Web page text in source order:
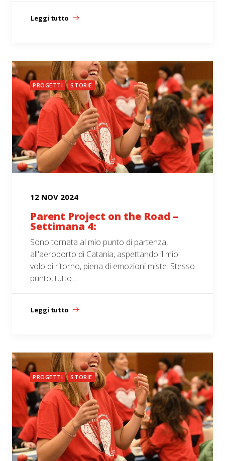
Leggi tutto
PROGETTI STORIE
12 NOV 2024
Parent Project on the Road –
Settimana 4:
Sono tornata al mio punto di partenza,
all'aeroporto di Catania, aspettando il mio
volo di ritorno, piena di emozioni miste. Stesso
punto, tutto…
Leggi tutto
PROGETTI STORIE